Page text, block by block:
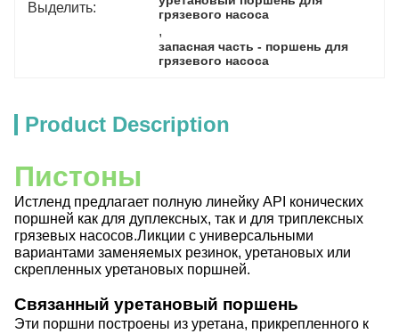
Выделить:
грязевого насоса
,
запасная часть - поршень для
грязевого насоса
Product Description
Пистоны
Истленд предлагает полную линейку API конических
поршней как для дуплексных, так и для триплексных
грязевых насосов.Ликции с универсальными
вариантами заменяемых резинок, уретановых или
скрепленных уретановых поршней.
Связанный уретановый поршень
Эти поршни построены из уретана, прикрепленного к